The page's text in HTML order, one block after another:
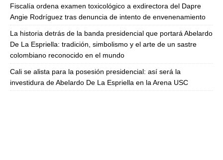
Fiscalía ordena examen toxicológico a exdirectora del Dapre
Angie Rodríguez tras denuncia de intento de envenenamiento
La historia detrás de la banda presidencial que portará Abelardo
De La Espriella: tradición, simbolismo y el arte de un sastre
colombiano reconocido en el mundo
Cali se alista para la posesión presidencial: así será la
investidura de Abelardo De La Espriella en la Arena USC